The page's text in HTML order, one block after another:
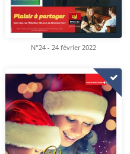
N°24 - 24 février 2022